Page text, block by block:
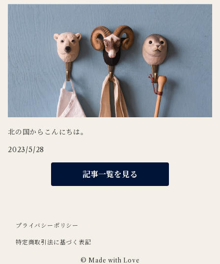
北の国からこんにちは。
2023/5/28
記事一覧を見る
プライバシーポリシー
特定商取引法に基づく表記
© Made with Love